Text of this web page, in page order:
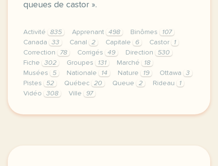
queues de castor ».
Activité 835 Apprenant 498 Binômes
107
Canada
33 Canal 2 Capitale 6 Castor
1
Correction
78 Corrigés 49 Direction
530
Fiche
302 Groupes 131 Marché
18
Musées
5 Nationale 14 Nature 19 Ottawa
3
Pistes
52 Québec 20 Queue 2 Rideau
1
Vidéo
308 Ville 97
didomi host didomi components button cursor